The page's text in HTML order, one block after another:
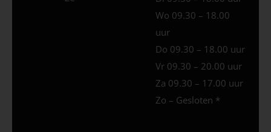
Wo 09.30 – 18.00
uur
Do 09.30 – 18.00 uur
Vr 09.30 – 20.00 uur
Za 09.30 – 17.00 uur
Zo – Gesloten *